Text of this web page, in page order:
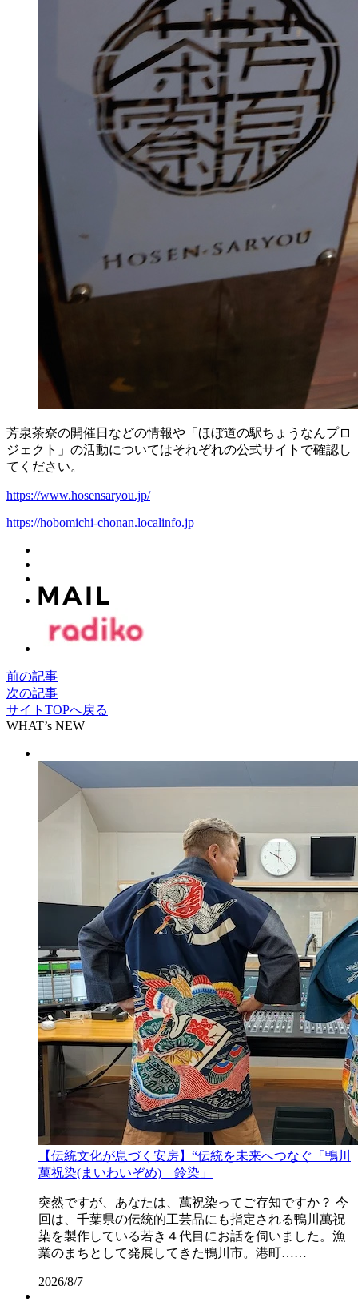
芳泉茶寮の開催日などの情報や「ほぼ道の駅ちょうなんプロ
ジェクト」の活動についてはそれぞれの公式サイトで確認し
てください。
https://www.hosensaryou.jp/
https://hobomichi-chonan.localinfo.jp
前の記事
次の記事
サイトTOPへ戻る
WHAT’s NEW
【伝統文化が息づく安房】“伝統を未来へつなぐ「鴨川
萬祝染(まいわいぞめ) 鈴染」
突然ですが、あなたは、萬祝染ってご存知ですか？ 今
回は、千葉県の伝統的工芸品にも指定される鴨川萬祝
染を製作している若き４代目にお話を伺いました。漁
業のまちとして発展してきた鴨川市。港町……
2026/8/7